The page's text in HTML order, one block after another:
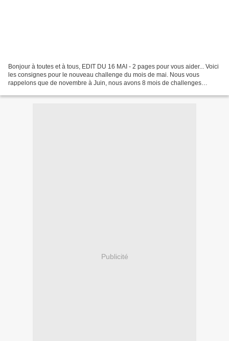
Bonjour à toutes et à tous, EDIT DU 16 MAI - 2 pages pour vous aider... Voici
les consignes pour le nouveau challenge du mois de mai. Nous vous
rappelons que de novembre à Juin, nous avons 8 mois de challenges
Publicité